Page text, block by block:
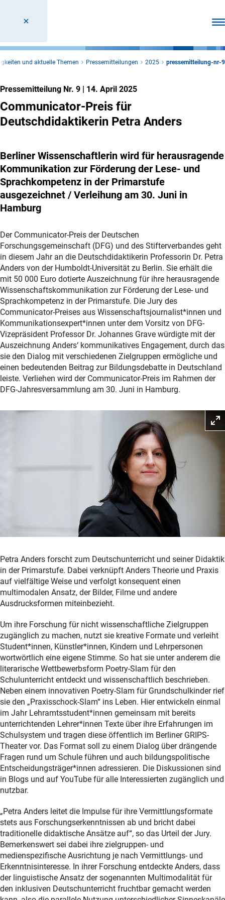
und aktuelle Themen Pressemitteilungen 2025 pressemitteilung-nr-9
Pressemitteilung Nr. 9 | 14. April 2025
Communicator-Preis für
Deutschdidaktikerin Petra Anders
Berliner Wissenschaftlerin wird für herausragende
Kommunikation zur Förderung der Lese- und
Sprachkompetenz in der Primarstufe
ausgezeichnet / Verleihung am 30. Juni in
Hamburg
Der Communicator-Preis der Deutschen
Forschungsgemeinschaft (DFG) und des Stifterverbandes geht
in diesem Jahr an die Deutschdidaktikerin Professorin Dr. Petra
Anders von der Humboldt-Universität zu Berlin. Sie erhält die
mit 50 000 Euro dotierte Auszeichnung für ihre herausragende
Wissenschaftskommunikation zur Förderung der Lese- und
Sprachkompetenz in der Primarstufe. Die Jury des
Communicator-Preises aus Wissenschaftsjournalist*innen und
Kommunikationsexpert*innen unter dem Vorsitz von DFG-
Vizepräsident Professor Dr. Johannes Grave würdigte mit der
Auszeichnung Anders‘ kommunikatives Engagement, durch das
sie den Dialog mit verschiedenen Zielgruppen ermögliche und
einen bedeutenden Beitrag zur Bildungsdebatte in Deutschland
leiste. Verliehen wird der Communicator-Preis im Rahmen der
DFG-Jahresversammlung am 30. Juni in Hamburg.
Petra Anders forscht zum Deutschunterricht und seiner Didaktik
in der Primarstufe. Dabei verknüpft Anders Theorie und Praxis
auf vielfältige Weise und verfolgt konsequent einen
multimodalen Ansatz, der Bilder, Filme und andere
Ausdrucksformen miteinbezieht.
Um ihre Forschung für nicht wissenschaftliche Zielgruppen
zugänglich zu machen, nutzt sie kreative Formate und verleiht
Student*innen, Künstler*innen, Kindern und Lehrpersonen
wortwörtlich eine eigene Stimme. So hat sie unter anderem die
literarische Wettbewerbsform Poetry-Slam für den
Schulunterricht entdeckt und wissenschaftlich beschrieben.
Neben einem innovativen Poetry-Slam für Grundschulkinder rief
sie den „Praxisschock-Slam“ ins Leben. Hier entwickeln einmal
im Jahr Lehramtsstudent*innen gemeinsam mit bereits
unterrichtenden Lehrer*innen Texte über ihre Erfahrungen im
Schulsystem und tragen diese öffentlich im Berliner GRIPS-
Theater vor. Das Format soll zu einem Dialog über drängende
Fragen rund um Schule führen und auch bildungspolitische
Entscheidungsträger*innen adressieren. Die Diskussionen sind
in Blogs und auf YouTube für alle Interessierten zugänglich und
nutzbar.
„Petra Anders leitet die Impulse für ihre Vermittlungsformate
stets aus Forschungserkenntnissen ab und bricht dabei
traditionelle didaktische Ansätze auf“, so das Urteil der Jury.
Bemerkenswert sei dabei ihre zielgruppen- und
medienspezifische Ausrichtung je nach Vermittlungs- und
Erkenntnisinteresse. In ihrer Forschung entdeckte Anders, dass
der linguistische Ansatz der sogenannten Multimodalität für
den inklusiven Deutschunterricht fruchtbar gemacht werden